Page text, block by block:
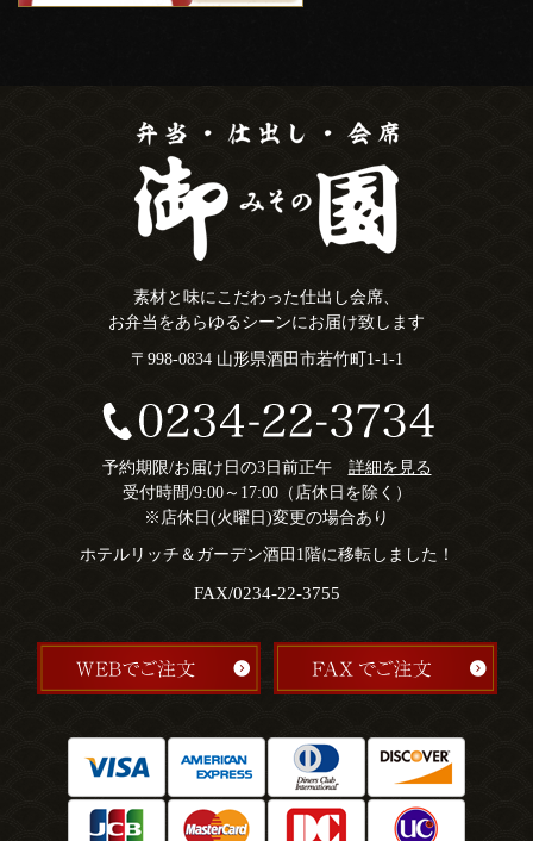
素材と味にこだわった仕出し会席、
お弁当をあらゆるシーンにお届け致します
〒998-0834 山形県酒田市若竹町1-1-1
予約期限/お届け日の3日前正午 詳細を見る
受付時間/9:00～17:00（店休日を除く）
※店休日(火曜日)変更の場合あり
ホテルリッチ＆ガーデン酒田1階に移転しました！
FAX/0234-22-3755